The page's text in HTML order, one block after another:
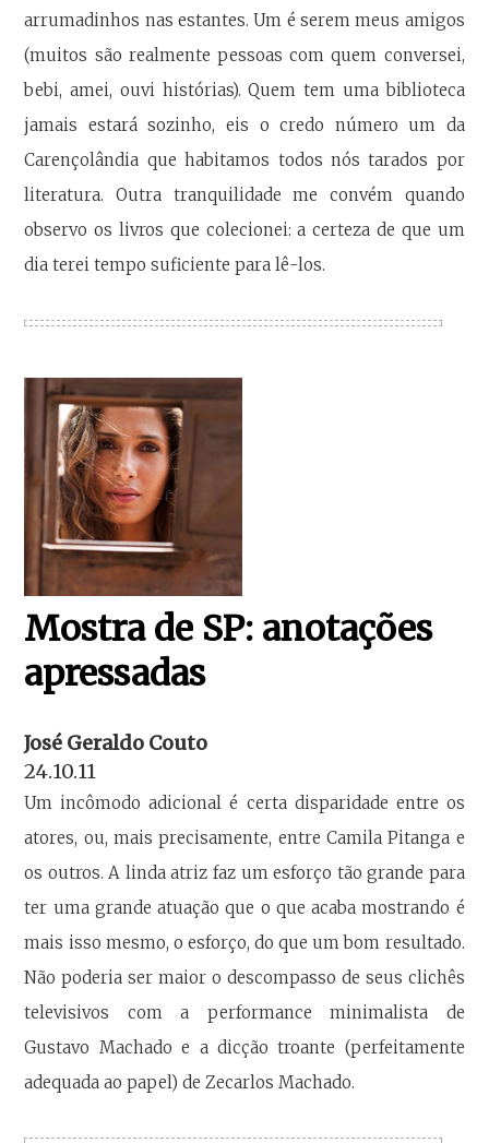
arrumadinhos nas estantes. Um é serem meus amigos
(muitos são realmente pessoas com quem conversei,
bebi, amei, ouvi histórias). Quem tem uma biblioteca
jamais estará sozinho, eis o credo número um da
Carençolândia que habitamos todos nós tarados por
literatura. Outra tranquilidade me convém quando
observo os livros que colecionei: a certeza de que um
dia terei tempo suficiente para lê-los.
Mostra de SP: anotações
apressadas
José Geraldo Couto
24.10.11
Um incômodo adicional é certa disparidade entre os
atores, ou, mais precisamente, entre Camila Pitanga e
os outros. A linda atriz faz um esforço tão grande para
ter uma grande atuação que o que acaba mostrando é
mais isso mesmo, o esforço, do que um bom resultado.
Não poderia ser maior o descompasso de seus clichês
televisivos com a performance minimalista de
Gustavo Machado e a dicção troante (perfeitamente
adequada ao papel) de Zecarlos Machado.